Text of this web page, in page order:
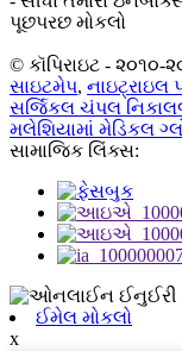
પૂછપરછ મોકલો
© કૉપિરાઇટ - ૨૦૧૦-
સાઇટમેપ, નાઇટ્રાઇલ
સર્જિકલ ચંપલ
મલેશિયામાં મેડિકલ
સામાજિક લિંક્સ:
ઈમેલ મોકલો
x